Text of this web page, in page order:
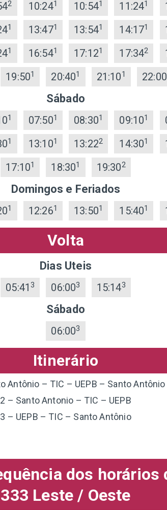
2 10:241 10:541 11:241
1 13:471 13:541 14:171
1 16:541 17:121 17:342
19:501 20:401 21:101 22:00
Sábado
1 07:501 08:301 09:101
1 13:101 13:222 14:301
17:101 18:301 19:302
Domingos e Feriados
1 12:261 13:501 15:401
Volta
Dias Uteis
05:413 06:003 15:143
Sábado
06:003
Itinerário
Antônio – TIC – UEPB – Santo Antônio
2 – Santo Antonio – TIC – UEPB
3 – UEPB – TIC – Santo Antônio
dos horários
333 Leste / Oeste